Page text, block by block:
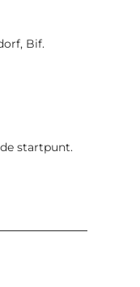
Bif.
startpunt.